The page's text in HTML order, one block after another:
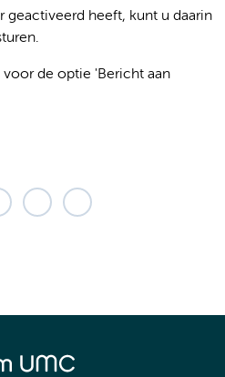
geactiveerd heeft, kunt u daarin
voor de optie 'Bericht aan